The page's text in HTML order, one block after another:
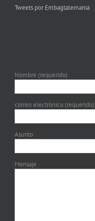
Tweets por Embagtalemania
Nombre (requerido)
correo electrónico (requerido)
Asunto
Mensaje